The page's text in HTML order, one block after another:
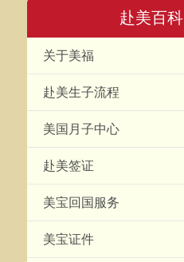
赴美百科
关于美福
赴美生子流程
美国月子中心
赴美签证
美宝回国服务
美宝证件